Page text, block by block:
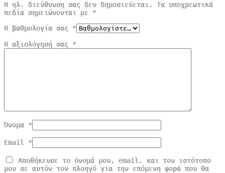
Η ηλ. διεύθυνση σας δεν δημοσιεύεται.
Τα υποχρεωτικά
πεδία σημειώνονται με *
Η βαθμολογία σας *
Η αξιολόγησή σας *
Όνομα *
Email *
Αποθήκευσε το όνομά μου, email, και τον ιστότοπο
μου σε αυτόν τον πλοηγό για την επόμενη φορά που θα